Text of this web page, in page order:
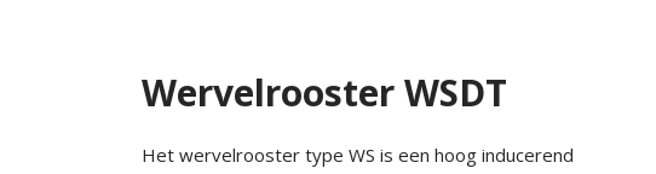
Wervelrooster WSDT
Het wervelrooster type WS is een hoog inducerend